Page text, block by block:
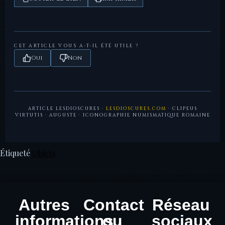
2023) — Analyse iconographique du programme visuel
Mattingly, H. & Sydenham, E.A.,Roman Imperial
Coinage , vol. I (Auguste), Spink, Londres — RIC 30a &
94.
CET ARTICLE VOUS A-T-IL ÉTÉ UTILE ?
Oui Non
ARTICLE LESDIOSCURES · LESDIOSCURES.COM · CLIPEUS
VIRTUTIS · AUGUSTE · ICONOGRAPHIE NUMISMATIQUE ROMAINE
Étiqueté
Autres
informations
Contact
ou
Réseau
sociaux